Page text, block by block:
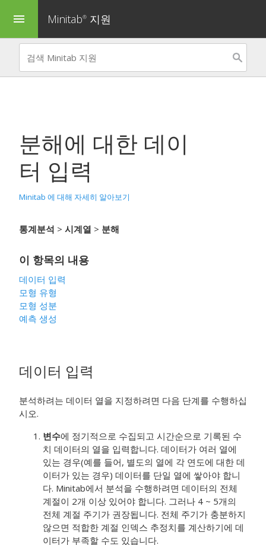
menu Minitab® 지원
분해에 대한 데이
터 입력
Minitab 에 대해 자세히 알아보기
통계분석 > 시계열 > 분해
이 항목의 내용
데이터 입력
모형 유형
모형 성분
예측 생성
데이터 입력
분석하려는 데이터 열을 지정하려면 다음 단계를 수행하십
시오.
변수에 정기적으로 수집되고 시간순으로 기록된 수
치 데이터의 열을 입력합니다. 데이터가 여러 열에
있는 경우(예를 들어, 별도의 열에 각 연도에 대한 데
이터가 있는 경우) 데이터를 단일 열에 쌓아야 합니
다. Minitab에서 분석을 수행하려면 데이터의 전체
계절이 2개 이상 있어야 합니다. 그러나 4 ~ 5개의
전체 계절 주기가 권장됩니다. 전체 주기가 충분하지
않으면 적합한 계절 인덱스 추정치를 계산하기에 데
이터가 부족할 수도 있습니다.